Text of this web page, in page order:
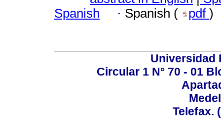
Spanish
· Spanish ( pdf )
Universidad
Circular 1 N° 70 - 01
Telefax.